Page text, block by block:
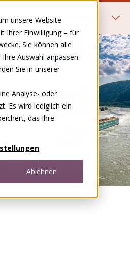
unsere Website
Ihrer Einwilligung – für
Sie können alle
Auswahl anpassen.
Sie in unserer
Analyse- oder
Es wird lediglich ein
das Ihre
Ablehnen
ZU NIEDRIGWASSER